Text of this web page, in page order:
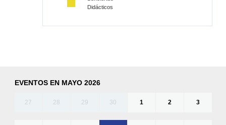
Didácticos
EVENTOS EN MAYO 2026
27 28 29 30 1 2 3